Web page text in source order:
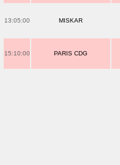
13:05:00 MISKAR
15:10:00 PARIS CDG